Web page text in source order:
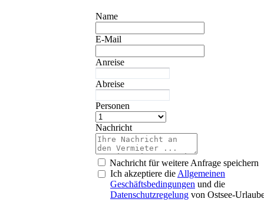
Name
E-Mail
Anreise
Abreise
Personen
Nachricht
Nachricht für weitere Anfrage speichern
Ich akzeptiere die Allgemeinen
Geschäftsbedingungen und die
Datenschutzregelung von Ostsee-